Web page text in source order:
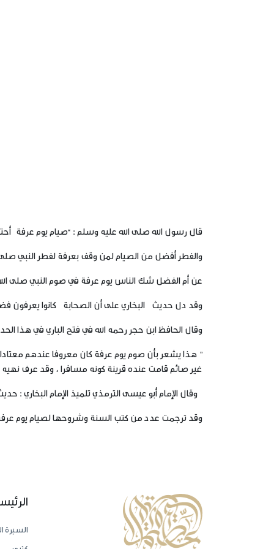
قال رسول الله صلى الله عليه وسلم : “صيام يوم عرفة
والفطر أفضل من الصيام لمن وقف بعرفة لفطر النبي
عن أم الفضل شك الناس يوم عرفة في صوم النبي صلى
وقد دل حديث البخاري على أن الصحابة كانوا يعرفون
وقال الحافظ ابن حجر رحمه الله في فتح الباري في هذا
” هذا يشعر بأن صوم يوم عرفة كان معروفا عندهم معتادا
غير صائم قامت عنده قرينة كونه مسافرا ، وقد عرف
وقال الإمام أبو عيسى الترمذي تلميذ الإمام البخاري
وقد ترجمت عدد من كتب السنة وشروحها لصيام يوم
السيرة